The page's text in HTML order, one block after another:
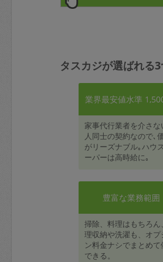
タスカジが選ばれる
業界最安値水準
家事代行業者を介さな
人同士の契約なので､
がリーズナブル｡ハウ
ーパーは高時給に｡
豊富な業務範囲
掃除、料理はもちろん
理収納や洗濯も、オプ
ン料金ナシでまとめて
できる。